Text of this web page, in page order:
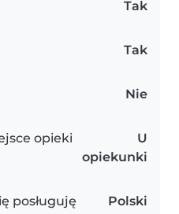
Tak
Tak
Nie
opieki
U
opiekunki
posługuję Polski